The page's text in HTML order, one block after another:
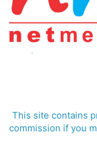
This site contains
commission if you